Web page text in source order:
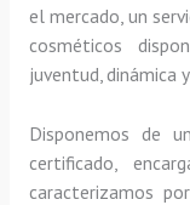
el mercado, un
cosméticos
juventud, dinámica
Disponemos de
certificado,
caracterizamos